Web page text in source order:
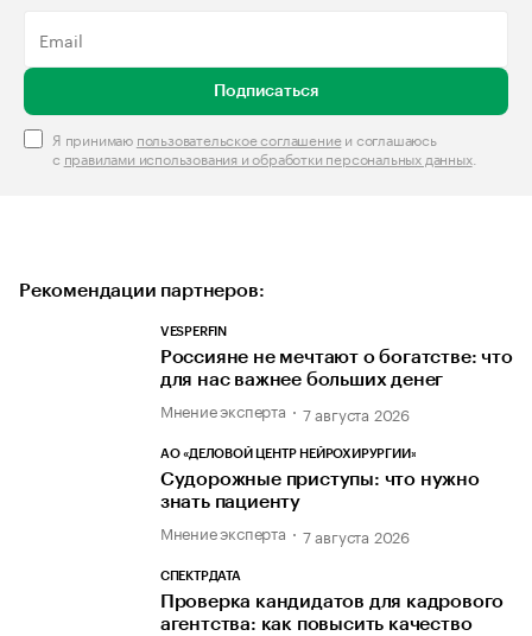
Подписаться
Я принимаю пользовательское соглашениеи соглашаюсь
с правилами использования и обработки персональных данных.
Рекомендации партнеров:
VESPERFIN
Россияне не мечтают о богатстве: что
для нас важнее больших денег
Мнение эксперта 7 августа 2026
АО «ДЕЛОВОЙ ЦЕНТР НЕЙРОХИРУРГИИ»
Судорожные приступы: что нужно
знать пациенту
Мнение эксперта 7 августа 2026
СПЕКТРДАТА
Проверка кандидатов для кадрового
агентства: как повысить качество